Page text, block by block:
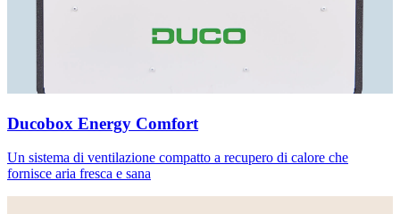
Ducobox Energy Comfort
Un sistema di ventilazione compatto a recupero di calore che
fornisce aria fresca e sana